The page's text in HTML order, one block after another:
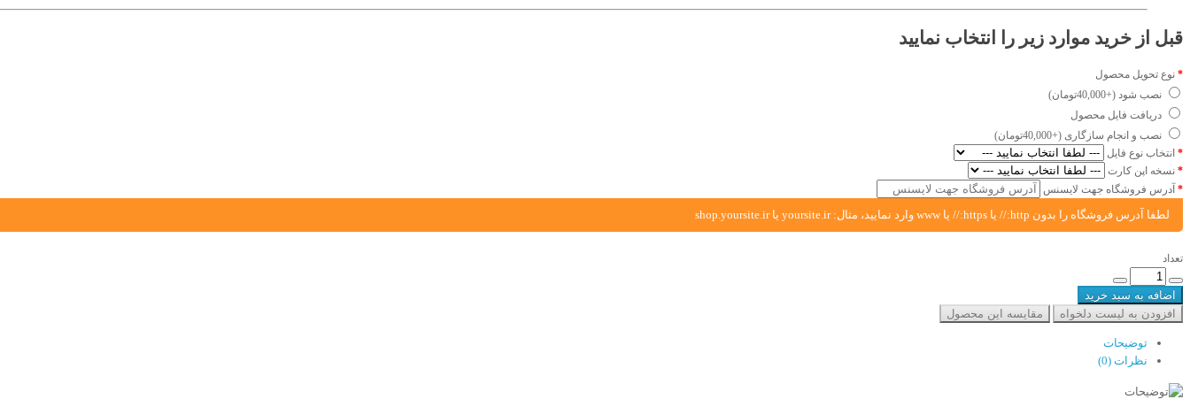
قبل از خرید موارد زیر را انتخاب نمایید
نوع تحویل محصول
نصب شود (+40,000تومان)
دریافت فایل محصول
نصب و انجام سازگاری (+40,000تومان)
انتخاب نوع فایل
نسخه اپن کارت
آدرس فروشگاه جهت لایسنس
لطفا آدرس فروشگاه را بدون http:// یا https:// یا www وارد نمایید، مثال: yoursite.ir یا shop.yoursite.ir
تعداد
اضافه به سبد خرید
افزودن به لیست دلخواه
مقایسه این محصول
توضیحات
نظرات (0)